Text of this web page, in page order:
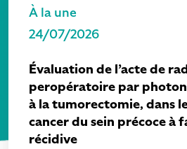
À la une
24/07/2026
Évaluation de l’acte de
peropératoire par
à la tumorectomie, dans
cancer du sein précoce à
récidive